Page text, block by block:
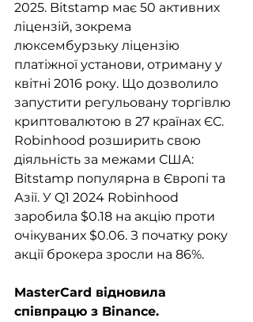
2025. Bitstamp має 50 активних
ліцензій, зокрема
люксембурзьку ліцензію
платіжної установи, отриману у
квітні 2016 року. Що дозволило
запустити регульовану торгівлю
криптовалютою в 27 країнах ЄС.
Robinhood розширить свою
діяльність за межами США:
Bitstamp популярна в Європі та
Азії. У Q1 2024 Robinhood
заробила $0.18 на акцію проти
очікуваних $0.06. З початку року
акції брокера зросли на 86%.
MasterCard відновила
співпрацю з Binance.